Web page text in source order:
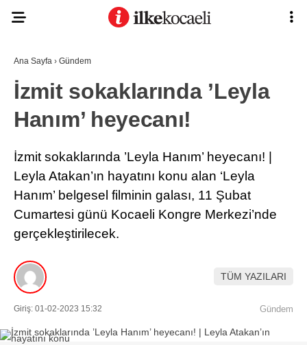
Ana Sayfa › Gündem
İzmit sokaklarında ’Leyla
Hanım’ heyecanı!
İzmit sokaklarında ’Leyla Hanım’ heyecanı! |
Leyla Atakan’ın hayatını konu alan ‘Leyla
Hanım’ belgesel filminin galası, 11 Şubat
Cumartesi günü Kocaeli Kongre Merkezi’nde
gerçekleştirilecek.
TÜM YAZILARI
Giriş: 01-02-2023 15:32 Gündem